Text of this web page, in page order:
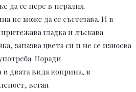
да се пере в пералня.
не може да се състезава. И в
гладка и лъскава
, запазва цвета си и не се износва
Поради
двата вида коприна, в
веган